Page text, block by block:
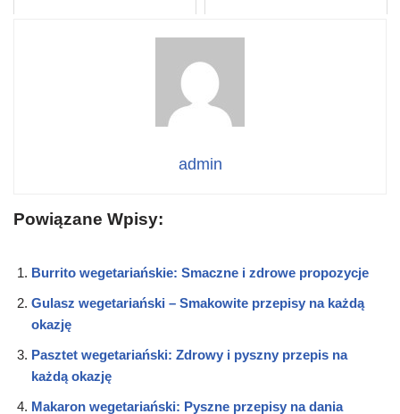
admin
Powiązane Wpisy:
Burrito wegetariańskie: Smaczne i zdrowe propozycje
Gulasz wegetariański – Smakowite przepisy na każdą
okazję
Pasztet wegetariański: Zdrowy i pyszny przepis na
każdą okazję
Makaron wegetariański: Pyszne przepisy na dania